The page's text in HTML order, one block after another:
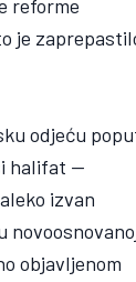
reforme
je
odjeću
halifat —
izvan
objavljenom